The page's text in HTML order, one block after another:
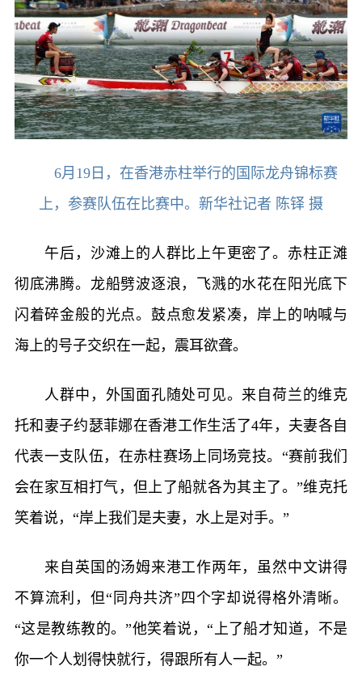
6月19日，在香港赤柱举行的国际龙舟锦标赛
上，参赛队伍在比赛中。新华社记者 陈铎 摄
午后，沙滩上的人群比上午更密了。赤柱正滩
彻底沸腾。龙船劈波逐浪，飞溅的水花在阳光底下
闪着碎金般的光点。鼓点愈发紧凑，岸上的呐喊与
海上的号子交织在一起，震耳欲聋。
人群中，外国面孔随处可见。来自荷兰的维克
托和妻子约瑟菲娜在香港工作生活了4年，夫妻各自
代表一支队伍，在赤柱赛场上同场竞技。“赛前我们
会在家互相打气，但上了船就各为其主了。”维克托
笑着说，“岸上我们是夫妻，水上是对手。”
来自英国的汤姆来港工作两年，虽然中文讲得
不算流利，但“同舟共济”四个字却说得格外清晰。
“这是教练教的。”他笑着说，“上了船才知道，不是
你一个人划得快就行，得跟所有人一起。”